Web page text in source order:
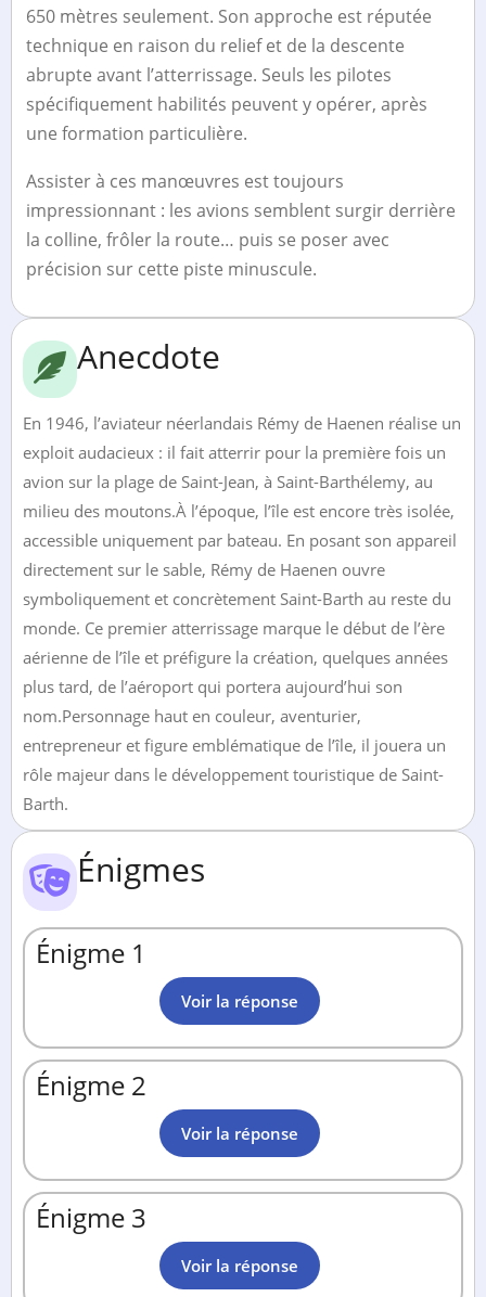
650 mètres seulement. Son approche est réputée
technique en raison du relief et de la descente
abrupte avant l’atterrissage. Seuls les pilotes
spécifiquement habilités peuvent y opérer, après
une formation particulière.
Assister à ces manœuvres est toujours
impressionnant : les avions semblent surgir derrière
la colline, frôler la route… puis se poser avec
précision sur cette piste minuscule.
Anecdote
En 1946, l’aviateur néerlandais Rémy de Haenen réalise un
exploit audacieux : il fait atterrir pour la première fois un
avion sur la plage de Saint-Jean, à Saint-Barthélemy, au
milieu des moutons.À l’époque, l’île est encore très isolée,
accessible uniquement par bateau. En posant son appareil
directement sur le sable, Rémy de Haenen ouvre
symboliquement et concrètement Saint-Barth au reste du
monde. Ce premier atterrissage marque le début de l’ère
aérienne de l’île et préfigure la création, quelques années
plus tard, de l’aéroport qui portera aujourd’hui son
nom.Personnage haut en couleur, aventurier,
entrepreneur et figure emblématique de l’île, il jouera un
rôle majeur dans le développement touristique de Saint-
Barth.
Énigmes
Énigme 1
Voir la réponse
Énigme 2
Voir la réponse
Énigme 3
Voir la réponse